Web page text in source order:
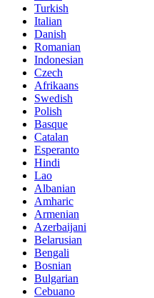
Turkish
Italian
Danish
Romanian
Indonesian
Czech
Afrikaans
Swedish
Polish
Basque
Catalan
Esperanto
Hindi
Lao
Albanian
Amharic
Armenian
Azerbaijani
Belarusian
Bengali
Bosnian
Bulgarian
Cebuano